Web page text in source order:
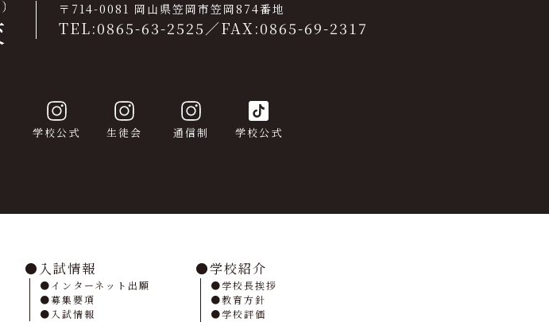
〒714-0081 岡山県笠岡市笠岡874番地
TEL:0865-63-2525 ／FAX:0865-69-2317
学校公式 生徒会 通信制 学校公式
入試情報
インターネット出願
募集要項
入試情報
学校紹介
学校長挨拶
教育方針
学校評価